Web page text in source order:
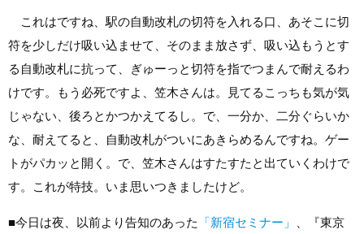
これはですね、駅の自動改札の切符を入れる口、あそこに切
符を少しだけ吸い込ませて、そのまま放さず、吸い込もうとす
る自動改札に抗って、ぎゅーっと切符を指でつまんで耐えるわ
けです。もう必死ですよ、笠木さんは。見てるこっちも気が気
じゃない、後ろとかつかえてるし。で、一分か、二分ぐらいか
な、耐えてると、自動改札がついにあきらめるんですね。ゲー
トがパカッと開く。で、笠木さんはすたすたと出ていくわけで
す。これが特技。いま思いつきましたけど。
■今日は夜、以前より告知のあった 「新宿セミナー」
、『東京